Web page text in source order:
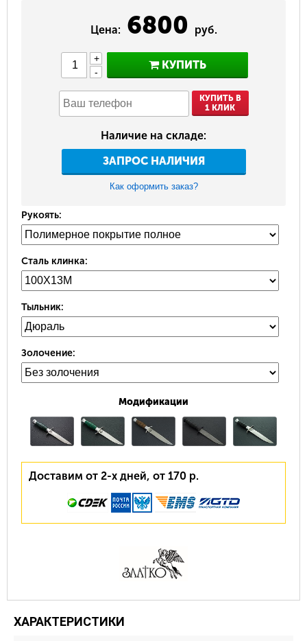
Цена: 6800 руб.
+
-
КУПИТЬ
КУПИТЬ В
1 КЛИК
Наличие на складе:
ЗАПРОС НАЛИЧИЯ
Как оформить заказ?
Рукоять:
Сталь клинка:
Тыльник:
Золочение:
Модификации
Доставим от 2-х дней, от 170 р.
ХАРАКТЕРИСТИКИ